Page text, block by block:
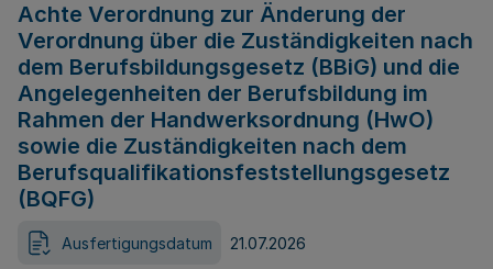
Achte Verordnung zur Änderung der
Verordnung über die Zuständigkeiten nach
dem Berufsbildungsgesetz (BBiG) und die
Angelegenheiten der Berufsbildung im
Rahmen der Handwerksordnung (HwO)
sowie die Zuständigkeiten nach dem
Berufsqualifikationsfeststellungsgesetz
(BQFG)
Ausfertigungsdatum 21.07.2026